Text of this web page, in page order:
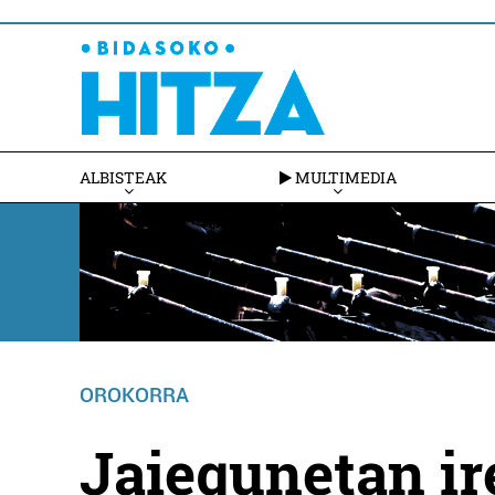
ALBISTEAK MULTIMEDIA
OROKORRA
Jaiegunetan